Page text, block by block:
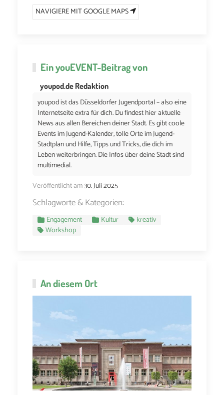
NAVIGIERE MIT GOOGLE MAPS
EinyouEVENT-Beitrag von
youpod.de Redaktion
youpod ist das Düsseldorfer Jugendportal – also eine
Internetseite extra für dich. Du findest hier aktuelle
News aus allen Bereichen deiner Stadt. Es gibt coole
Events im Jugend-Kalender, tolle Orte im Jugend-
Stadtplan und Hilfe, Tipps und Tricks, die dich im
Leben weiterbringen. Die Infos über deine Stadt sind
multimedial.
Veröffentlicht am30. Juli 2025
Schlagworte & Kategorien:
Engagement Kultur
kreativ
Workshop
An diesem Ort